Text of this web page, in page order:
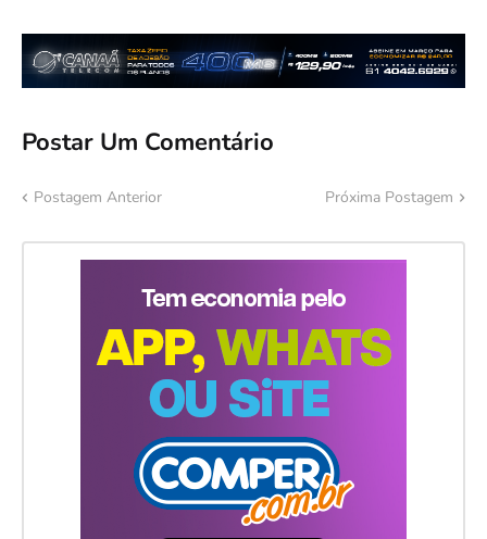
Postar Um Comentário
Postagem Anterior Próxima Postagem